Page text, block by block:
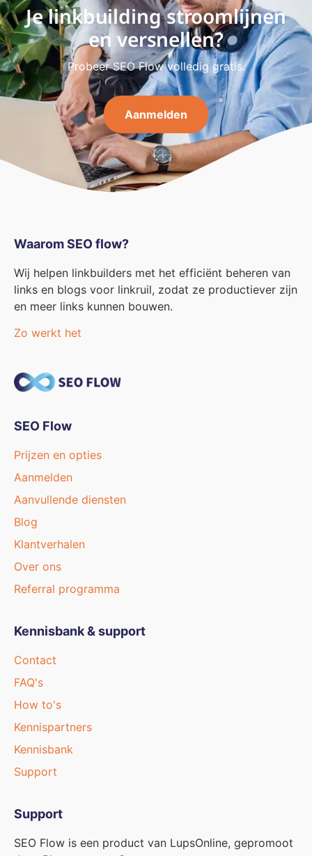
Je linkbuilding stroomlijnen
en versnellen?
Probeer SEO Flow volledig gratis.
Aanmelden
Waarom SEO flow?
Wij helpen linkbuilders met het efficiënt beheren van
links en blogs voor linkruil, zodat ze productiever zijn
en meer links kunnen bouwen.
Zo werkt het
SEO Flow
Prijzen en opties
Aanmelden
Aanvullende diensten
Blog
Klantverhalen
Over ons
Referral programma
Kennisbank & support
Contact
FAQ's
How to's
Kennispartners
Kennisbank
Support
Support
SEO Flow is een product van LupsOnline, gepromoot